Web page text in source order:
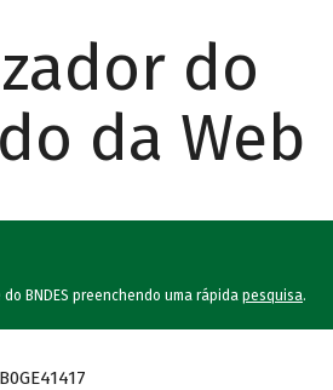
do
da Web
BNDES preenchendo uma rápida pesquisa.